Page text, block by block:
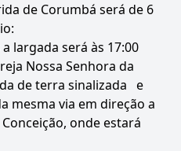
de Corumbá será de 6
largada será às 17:00
Nossa Senhora da
de terra sinalizada e
mesma via em direção a
onde estará